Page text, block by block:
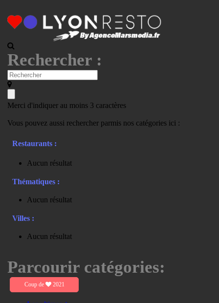
Rechercher :
Merci d'indiquer au moins 3 caractères
Vous pouvez aussi rechercher parmis nos catégories ici :
Restaurants :
Aucun résultat
Thématiques :
Aucun résultat
Villes :
Aucun résultat
Parcourir catégories:
Coup de 2021